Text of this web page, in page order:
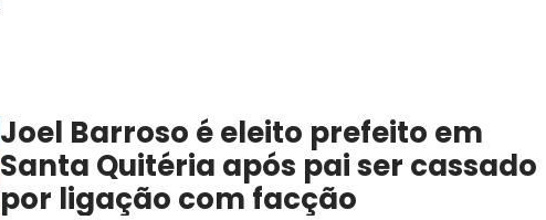
Joel Barroso é eleito prefeito em
Santa Quitéria após pai ser cassado
por ligação com facção